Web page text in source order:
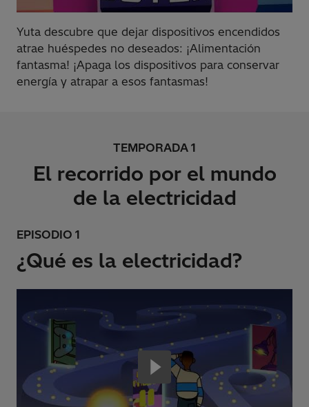
Yuta descubre que dejar dispositivos encendidos
atrae huéspedes no deseados: ¡Alimentación
fantasma! ¡Apaga los dispositivos para conservar
energía y atrapar a esos fantasmas!
TEMPORADA 1
El recorrido por el mundo
de la electricidad
EPISODIO 1
¿Qué es la electricidad?